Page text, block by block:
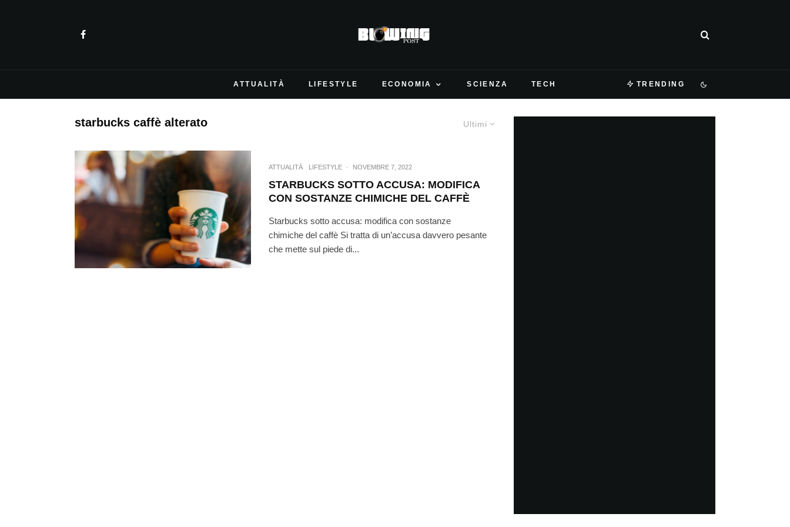
ATTUALITÀ LIFESTYLE ECONOMIA SCIENZA TECH TRENDING
Ultimi
starbucks caffè alterato
ATTUALITÀ LIFESTYLE · NOVEMBRE 7, 2022
STARBUCKS SOTTO ACCUSA: MODIFICA
CON SOSTANZE CHIMICHE DEL CAFFÈ
Starbucks sotto accusa: modifica con sostanze
chimiche del caffè Si tratta di un’accusa davvero pesante
che mette sul piede di...